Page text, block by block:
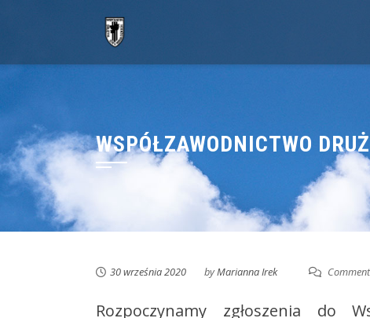
WSPÓŁZAWODNICTWO
30 września 2020 byMarianna Irek
Rozpoczynamy zgłoszenia do